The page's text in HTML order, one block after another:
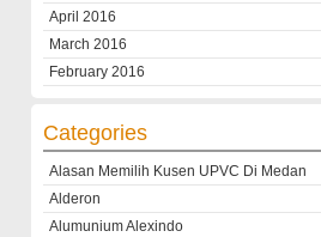
April 2016
March 2016
February 2016
Categories
Alasan Memilih Kusen UPVC Di Medan
Alderon
Alumunium Alexindo